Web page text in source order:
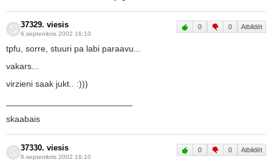
37329. viesis
6.septembris 2002 16:10
0 0 Atbildēt
tpfu, sorre, stuuri pa labi paraavu...
vakars...
virzieni saak jukt.. :)))
skaabais
37330. viesis
6.septembris 2002 16:10
0 0 Atbildēt